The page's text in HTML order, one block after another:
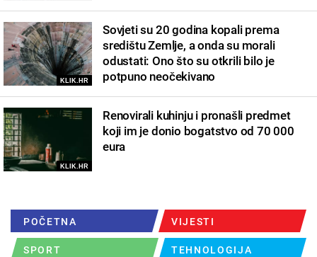
KLIK.HR
Sovjeti su 20 godina kopali prema
središtu Zemlje, a onda su morali
odustati: Ono što su otkrili bilo je
potpuno neočekivano
KLIK.HR
Renovirali kuhinju i pronašli predmet
koji im je donio bogatstvo od 70 000
eura
POČETNA VIJESTI
SPORT TEHNOLOGIJA